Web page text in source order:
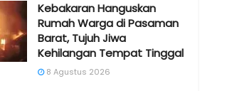
Kebakaran Hanguskan
Rumah Warga di Pasaman
Barat, Tujuh Jiwa
Kehilangan Tempat Tinggal
8 Agustus 2026